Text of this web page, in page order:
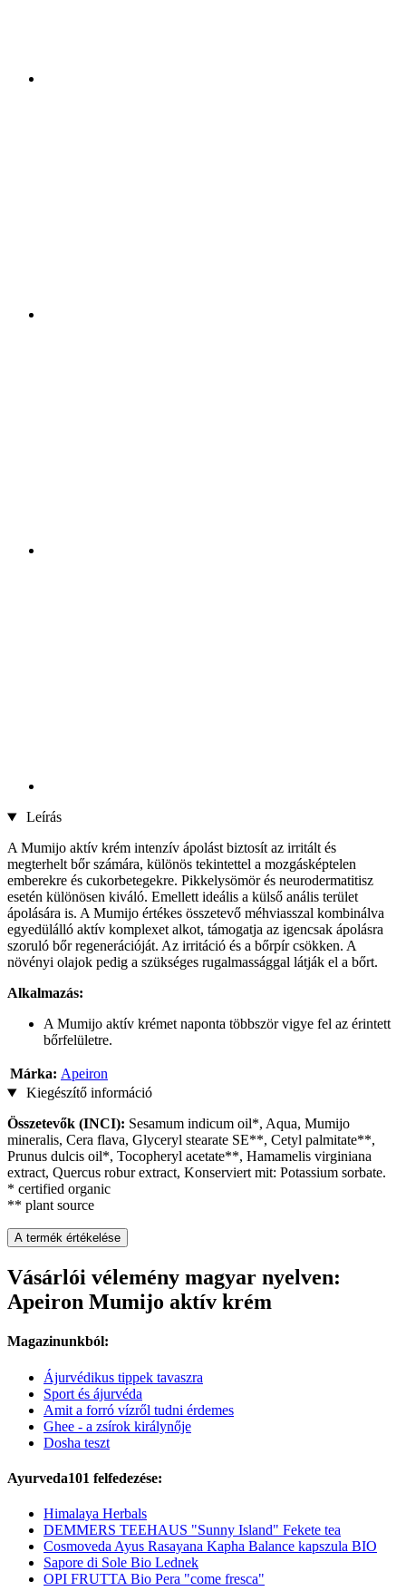
Leírás
A Mumijo aktív krém intenzív ápolást biztosít az irritált és
megterhelt bőr számára, különös tekintettel a mozgásképtelen
emberekre és cukorbetegekre. Pikkelysömör és neurodermatitisz
esetén különösen kiváló. Emellett ideális a külső anális terület
ápolására is. A Mumijo értékes összetevő méhviasszal kombinálva
egyedülálló aktív komplexet alkot, támogatja az igencsak ápolásra
szoruló bőr regenerációját. Az irritáció és a bőrpír csökken. A
növényi olajok pedig a szükséges rugalmassággal látják el a bőrt.
Alkalmazás:
A Mumijo aktív krémet naponta többször vigye fel az érintett
bőrfelületre.
Márka: Apeiron
Kiegészítő információ
Összetevők (INCI): Sesamum indicum oil*, Aqua, Mumijo
mineralis, Cera flava, Glyceryl stearate SE**, Cetyl palmitate**,
Prunus dulcis oil*, Tocopheryl acetate**, Hamamelis virginiana
extract, Quercus robur extract, Konserviert mit: Potassium sorbate.
* certified organic
** plant source
A termék értékelése
Vásárlói vélemény magyar nyelven:
Apeiron Mumijo aktív krém
Magazinunkból:
Ájurvédikus tippek tavaszra
Sport és ájurvéda
Amit a forró vízről tudni érdemes
Ghee - a zsírok királynője
Dosha teszt
Ayurveda101 felfedezése:
Himalaya Herbals
DEMMERS TEEHAUS "Sunny Island" Fekete tea
Cosmoveda Ayus Rasayana Kapha Balance kapszula BIO
Sapore di Sole Bio Lednek
OPI FRUTTA Bio Pera "come fresca"